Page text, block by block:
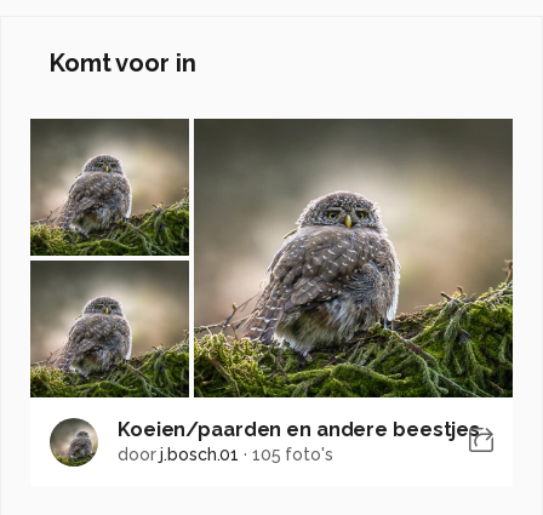
Komt voor in
Koeien/paarden en andere beestjes
doorj.bosch.01 · 105 foto's